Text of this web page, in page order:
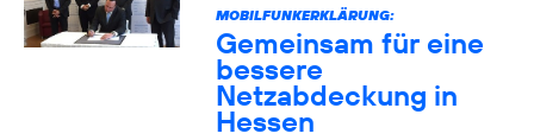
MOBILFUNKERKLÄRUNG:
Gemeinsam für eine
bessere
Netzabdeckung in
Hessen